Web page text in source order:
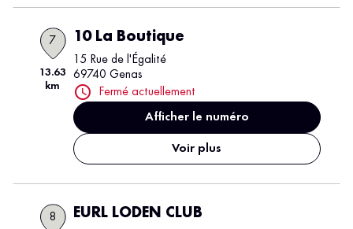
7
13.63
km
10 La Boutique
15 Rue de l'Égalité
69740 Genas
Fermé actuellement
Afficher le numéro
Voir plus
8 EURL LODEN CLUB